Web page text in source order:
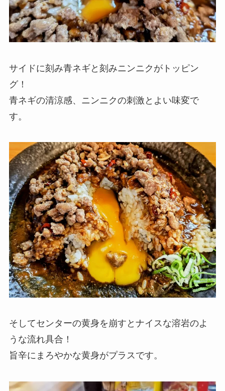
サイドに刻み青ネギと刻みニンニクがトッピン
グ！
青ネギの清涼感、ニンニクの刺激とよい味変で
す。
そしてセンターの黄身を崩すとナイスな溶岩のよ
うな流れ具合！
旨辛にまろやかな黄身がプラスです。